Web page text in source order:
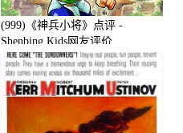
(999)《神兵小将》点评 -
Shenbing Kids网友评价